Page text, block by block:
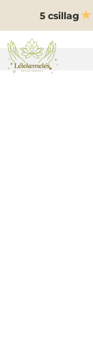
5 csillag